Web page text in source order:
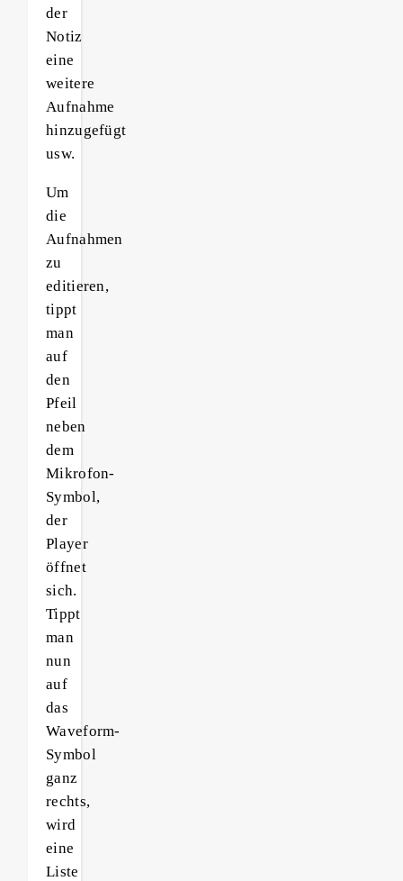
der
Notiz
eine
weitere
Aufnahme
hinzugefügt
usw.
Um
die
Aufnahmen
zu
editieren,
tippt
man
auf
den
Pfeil
neben
dem
Mikrofon-
Symbol,
der
Player
öffnet
sich.
Tippt
man
nun
auf
das
Waveform-
Symbol
ganz
rechts,
wird
eine
Liste